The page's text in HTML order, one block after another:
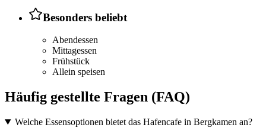
Besonders beliebt
Abendessen
Mittagessen
Frühstück
Allein speisen
Häufig gestellte Fragen (FAQ)
Welche Essensoptionen bietet das Hafencafe in Bergkamen an?